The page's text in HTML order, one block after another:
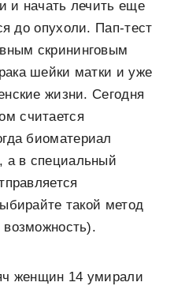
и начать лечить еще
до опухоли. Пап-тест
скрининговым
шейки матки и уже
жизни. Сегодня
считается
биоматериал
а в специальный
такой метод
женщин 14 умирали